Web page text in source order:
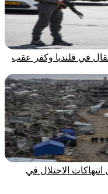
في قلنديا وكفر عقب
الاحتلال في